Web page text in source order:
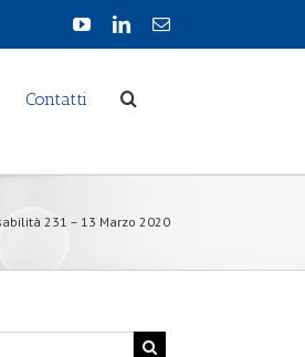
Contatti
231 – 13 Marzo 2020